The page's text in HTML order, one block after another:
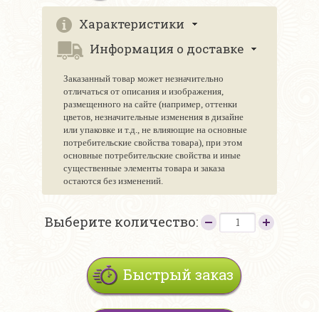
Характеристики
Информация о доставке
Заказанный товар может незначительно
отличаться от описания и изображения,
размещенного на сайте (например, оттенки
цветов, незначительные изменения в дизайне
или упаковке и т.д., не влияющие на основные
потребительские свойства товара), при этом
основные потребительские свойства и иные
существенные элементы товара и заказа
остаются без изменений.
Выберите количество:
Быстрый заказ